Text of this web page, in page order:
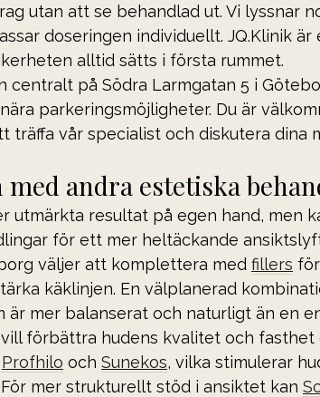
utan att se behandlad ut. Vi lyssnar
doseringen individuellt. JQ.Klinik
alltid sätts i första rummet.
centralt på Södra Larmgatan 5 i
parkeringsmöjligheter. Du är
träffa vår specialist och diskutera dina
andra estetiska
utmärkta resultat på egen hand, men
för ett mer heltäckande
väljer att komplettera med fillers
käklinjen. En välplanerad
är mer balanserat och naturligt än en
förbättra hudens kvalitet och fasthet
Profhilo och Sunekos, vilka stimulerar
mer strukturellt stöd i ansiktet kan